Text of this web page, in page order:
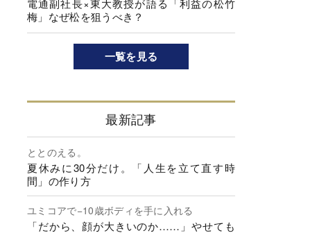
電通副社長×東大教授が語る「利益の松竹
梅」なぜ松を狙うべき？
一覧を見る
最新記事
ととのえる。
夏休みに30分だけ。「人生を立て直す時
間」の作り方
ユミコアで−10歳ボディを手に入れる
「だから、顔が大きいのか……」やせても